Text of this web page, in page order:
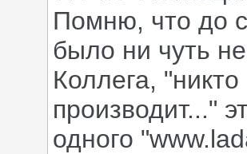
Помню, что до
было ни чуть
Коллега,
производит..."
одного